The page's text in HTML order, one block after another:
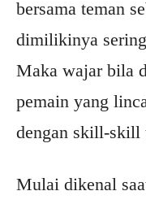
bersama teman
dimilikinya
Maka wajar bila
pemain yang
dengan skill-skill
Mulai dikenal